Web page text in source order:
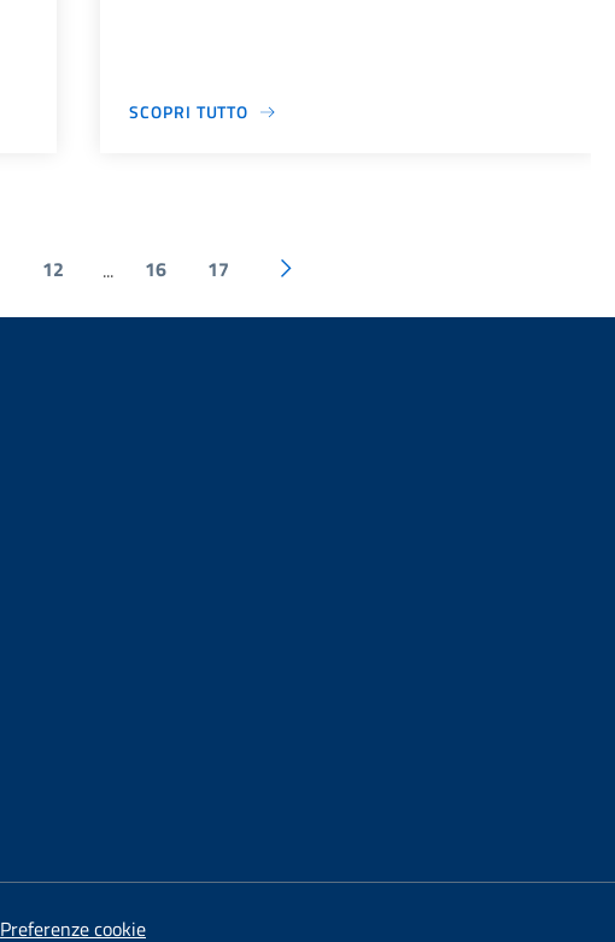
SCOPRI TUTTO
12 ... 16 17
Preferenze cookie